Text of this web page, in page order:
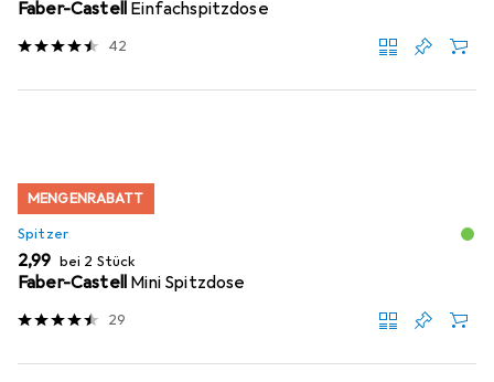
Faber-Castell Einfachspitzdose
42
MENGENRABATT
Spitzer
EUR
2,99 bei 2 Stück
Faber-Castell Mini Spitzdose
29